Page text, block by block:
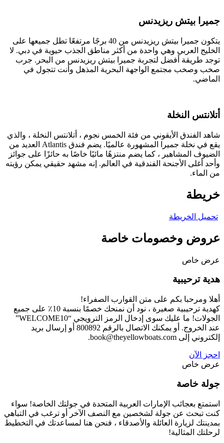
جميرا بيتش ريزيدنس
يتكون جميرا بيتش ريزيدنس من 40 برجًا مرتفعًا تطل جميعها على
الخليج العربي وهي واحدة من أكثر مناطق الجذب حيوية في دبي. لا
توجد طريقة أفضل لتجربة جميرا بيتش ريزيدنس من البحر. جرب
صخب وصخب مجتمع الواجهة البحرية المذهل وأنت تتجول في
الماضي.
أتلانتس النخلة
شاهد الفندق الأيقوني من فئة الخمس نجوم ، أتلانتس النخلة ، والذي
يقع في نخلة جميرا المشهورة عالميًا. يضم فندق Atlantis العديد من
الضيوف المشاهير ، كما يضم منتزهًا مائيًا خاصًا به حائزًا على جوائز
وأحد أغلى الأجنحة الفندقية في العالم. إنه مشهد حقيقي يمكن رؤيته
من الماء.
خريطة
تحميل الخريطة
عروض وخصومات خاصة
عرض خاص
هدية ترحيبية
أهلا ومرحبا بكم على متن القوارب الصفراء!
كهدية ترحيبية صغيرة ، نود أن نمنحك خصمًا بنسبة 10٪ على جميع
الجولات! ما عليك سوى إدخال الرمز الترويجي “WELCOME10”
عند الخروج. أو يمكنك الاتصال بالرقم 800892 أو إرسال بريد
إلكتروني إلى book@theyellowboats.com.
احجز الآن
عرض خاص
جولة خاصة
استمتع بعجائب الإمارات العربية المتحدة في جولتك الخاصة! سواء
كنت تبحث عن جولة لشخصين مع النصف الآخر أو ترغب في التباهي
بمدينتك لزيارة العائلة والأصدقاء ، فنحن هنا لمساعدتك في التخطيط
لرحلتك المثالية!